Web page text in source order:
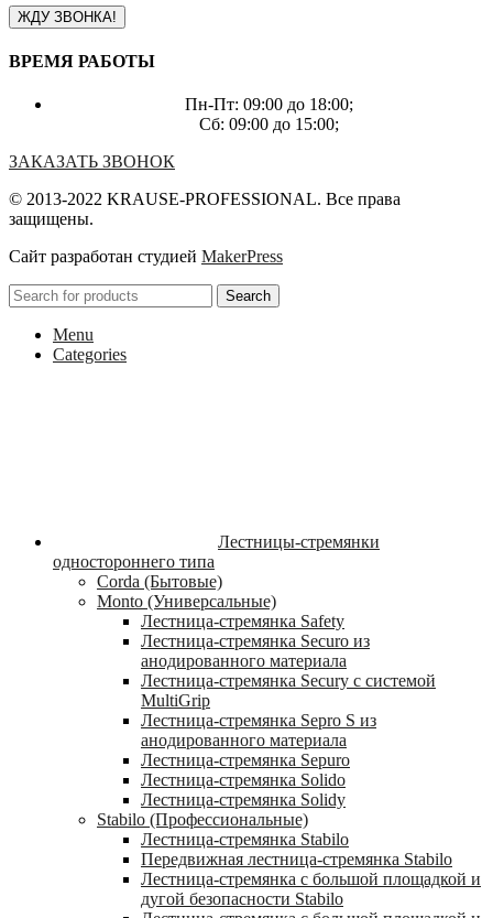
ВРЕМЯ РАБОТЫ
Пн-Пт: 09:00 до 18:00;
Сб: 09:00 до 15:00;
ЗАКАЗАТЬ ЗВОНОК
© 2013-2022 KRAUSE-PROFESSIONAL. Все права
защищены.
Сайт разработан студией MakerPress
Search
Menu
Categories
Лестницы-стремянки
одностороннего типа
Corda (Бытовые)
Monto (Универсальные)
Лестница-стремянка Safety
Лестница-стремянка Securo из
анодированного материала
Лестница-стремянка Secury с системой
MultiGrip
Лестница-стремянка Sepro S из
анодированного материала
Лестница-стремянка Sepuro
Лестница-стремянка Solido
Лестница-стремянка Solidy
Stabilo (Профессиональные)
Лестница-стремянка Stabilo
Передвижная лестница-стремянка Stabilo
Лестница-стремянка с большой площадкой и
дугой безопасности Stabilo